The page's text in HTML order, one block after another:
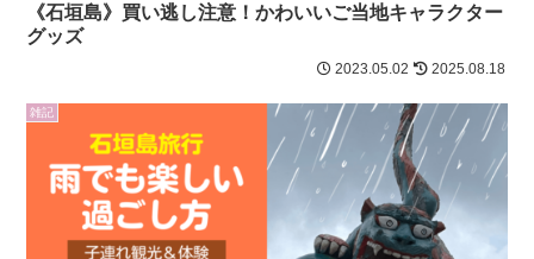
《石垣島》買い逃し注意！かわいいご当地キャラクター
グッズ
2023.05.02 2025.08.18
雑記